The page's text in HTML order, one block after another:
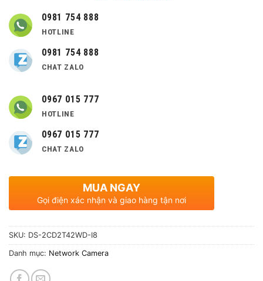
0981 754 888
HOTLINE
0981 754 888
CHAT ZALO
0967 015 777
HOTLINE
0967 015 777
CHAT ZALO
MUA NGAY
Gọi điện xác nhận và giao hàng tận nơi
SKU: DS-2CD2T42WD-I8
Danh mục: Network Camera